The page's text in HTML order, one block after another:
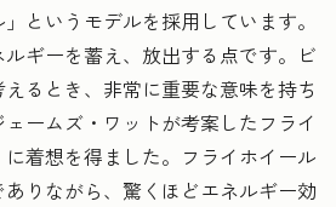
というモデルを採用しています。
ギーを蓄え、放出する点です。ビ
るとき、非常に重要な意味を持ち
ームズ・ワットが考案したフライ
着想を得ました。フライホイール
りながら、驚くほどエネルギー効